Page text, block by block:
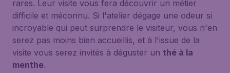
rares. Leur visite vous fera découvrir un métier
difficile et méconnu. Si l'atelier dégage une odeur si
incroyable qui peut surprendre le visiteur, vous n'en
serez pas moins bien accueillis, et à l'issue de la
visite vous serez invités à déguster un thé à la
menthe.